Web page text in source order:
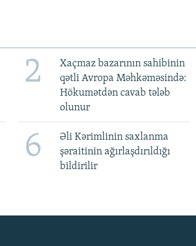
2
Xaçmaz bazarının sahibinin
qətli Avropa Məhkəməsində:
Hökumətdən cavab tələb
olunur
6
Əli Kərimlinin saxlanma
şəraitinin ağırlaşdırıldığı
bildirilir